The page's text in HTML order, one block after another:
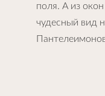
поля. А из
чудесный вид